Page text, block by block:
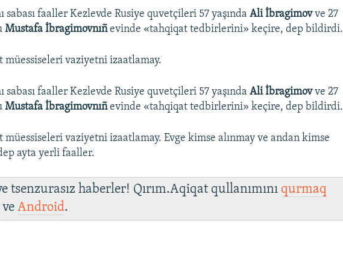
sabası faaller Kezlevde Rusiye quvetçileri 57 yaşındaAli İbragimovve 27
Mustafa İbragimovnıñevinde «tahqiqat tedbirlerini» keçire, dep bildirdi.
müessiseleri vaziyetni izaatlamay.
sabası faaller Kezlevde Rusiye quvetçileri 57 yaşındaAli İbragimovve 27
Mustafa İbragimovnıñevinde «tahqiqat tedbirlerini» keçire, dep bildirdi.
müessiseleri vaziyetni izaatlamay. Evge kimse alınmay ve andan kimse
ayta yerli faaller.
tsenzurasız haberler! Qırım.Aqiqat qullanımını qurmaq
veAndroid.